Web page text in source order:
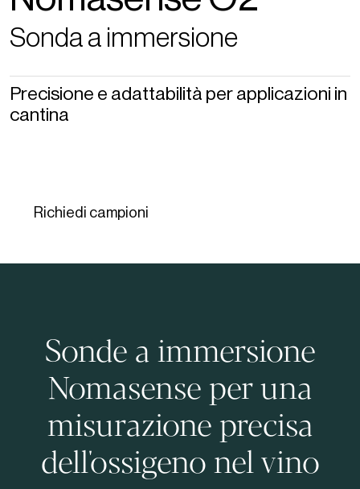
Sonda a immersione
Precisione e adattabilità per applicazioni in
cantina
Richiedi campioni
Sonde a immersione
Nomasense per una
misurazione precisa
dell'ossigeno nel vino